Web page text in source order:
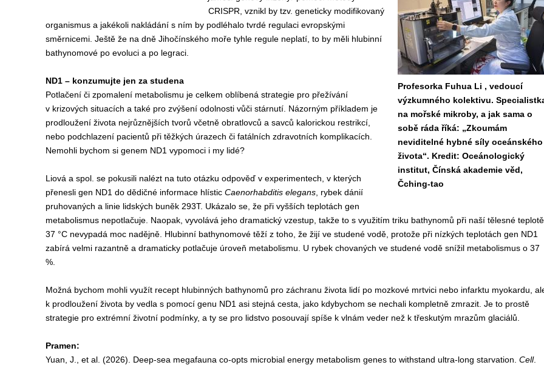
Profesorka Fuhua Li , vedoucí
výzkumného kolektivu.
na mořské mikroby, a jak sama o
sobě ráda říká: „Zkoumám
neviditelné hybné síly oceánského
života“. Kredit: Oceánologický
institut, Čínská akademie věd,
Čching-tao
CRISPR, vznikl by tzv. geneticky modifikovaný
organismus a jakékoli nakládání s ním by podléhalo tvrdé regulaci evropskými
směrnicemi. Ještě že na dně Jihočínského moře tyhle regule neplatí, to by měli hlubinní
bathynomové po evoluci a po legraci.
ND1 – konzumujte jen za studena
Potlačení či zpomalení metabolismu je celkem oblíbená strategie pro přežívání
v krizových situacích a také pro zvýšení odolnosti vůči stárnutí. Názorným příkladem je
prodloužení života nejrůznějších tvorů včetně obratlovců a savců kalorickou restrikcí,
nebo podchlazení pacientů při těžkých úrazech či fatálních zdravotních komplikacích.
Nemohli bychom si genem ND1 vypomoci i my lidé?
Liová a spol. se pokusili nalézt na tuto otázku odpověď v experimentech, v kterých
přenesli gen ND1 do dědičné informace hlístic Caenorhabditis elegans, rybek dánií
pruhovaných a linie lidských buněk 293T. Ukázalo se, že při vyšších teplotách gen
metabolismus nepotlačuje. Naopak, vyvolává jeho dramatický vzestup, takže to s využitím triku bathynomů při naší tělesné teplotě
37 °C nevypadá moc nadějně. Hlubinní bathynomové těží z toho, že žijí ve studené vodě, protože při nízkých teplotách gen ND1
zabírá velmi razantně a dramaticky potlačuje úroveň metabolismu. U rybek chovaných ve studené vodě snížil metabolismus o 37
%.
Možná bychom mohli využít recept hlubinných bathynomů pro záchranu života lidí po mozkové mrtvici nebo infarktu myokardu,
k prodloužení života by vedla s pomocí genu ND1 asi stejná cesta, jako kdybychom se nechali kompletně zmrazit. Je to prostě
strategie pro extrémní životní podmínky, a ty se pro lidstvo posouvají spíše k vlnám veder než k třeskutým mrazům glaciálů.
Pramen:
Yuan, J., et al. (2026). Deep-sea megafauna co-opts microbial energy metabolism genes to withstand ultra-long starvation. Cell.